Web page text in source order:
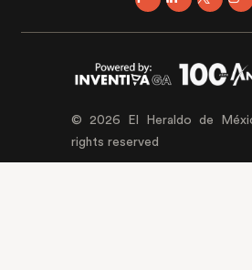
© 2026 El Heraldo de
rights reserved